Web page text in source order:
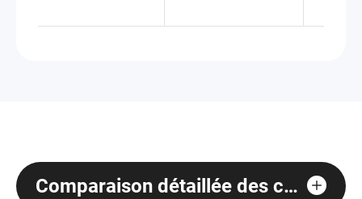
Comparaison détaillée des caractéristiques